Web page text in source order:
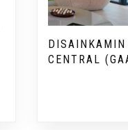
DISAINKAMIN
CENTRAL